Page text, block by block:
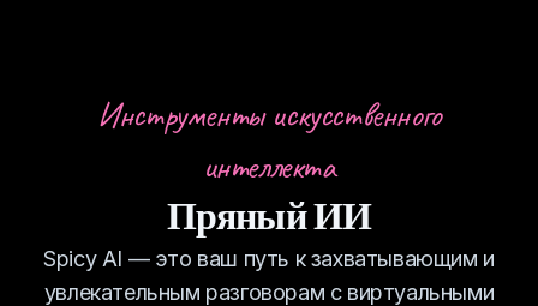
Инструменты искусственного
интеллекта
Пряный ИИ
Spicy AI — это ваш путь к захватывающим и
увлекательным разговорам с виртуальными